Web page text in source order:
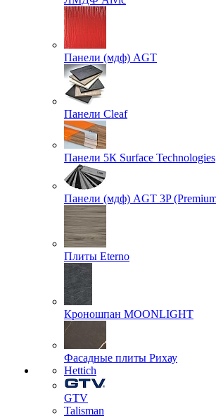
Панели (мдф) AGT
Панели Cleaf
Панели 5К Surface Technologies
Панели (мдф) AGT 3P
Плиты Eterno
Кроношпан MOONLIGHT
Фасадные плиты Рихау
Hettich
GTV
Talisman